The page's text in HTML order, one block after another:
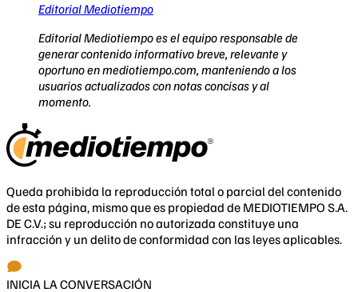
Editorial Mediotiempo
Editorial Mediotiempo es el equipo responsable de
generar contenido informativo breve, relevante y
oportuno en mediotiempo.com, manteniendo a los
usuarios actualizados con notas concisas y al
momento.
Queda prohibida la reproducción total o parcial del contenido
de esta página, mismo que es propiedad de MEDIOTIEMPO S.A.
DE C.V.; su reproducción no autorizada constituye una
infracción y un delito de conformidad con las leyes aplicables.
INICIA LA CONVERSACIÓN